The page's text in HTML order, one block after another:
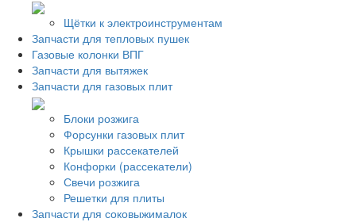
Щётки к электроинструментам
Запчасти для тепловых пушек
Газовые колонки ВПГ
Запчасти для вытяжек
Запчасти для газовых плит
Блоки розжига
Форсунки газовых плит
Крышки рассекателей
Конфорки (рассекатели)
Свечи розжига
Решетки для плиты
Запчасти для соковыжималок